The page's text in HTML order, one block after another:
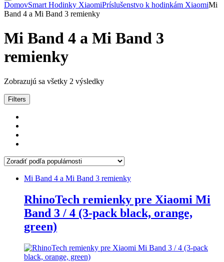
DomovSmart Hodinky XiaomiPríslušenstvo k hodinkám XiaomiMi
Band 4 a Mi Band 3 remienky
Mi Band 4 a Mi Band 3
remienky
Zobrazujú sa všetky 2 výsledkyZoradené
Filters
Mi Band 4 a Mi Band 3 remienky
RhinoTech remienky pre Xiaomi Mi
Band 3 / 4 (3-pack black, orange,
green)